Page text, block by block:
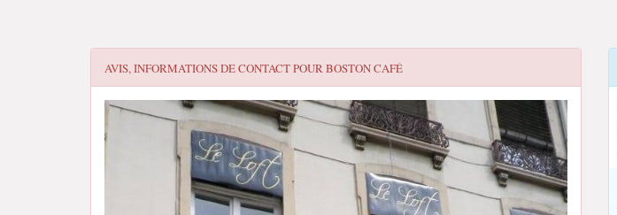
AVIS, INFORMATIONS DE CONTACT POURBOSTON CAFÉ